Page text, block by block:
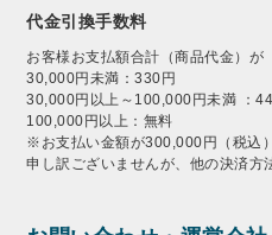
代金引換手数料
お客様お支払額合計（商品代金）が
30,000円未満：330円
30,000円以上～100,000円未満 ：
100,000円以上：無料
※お支払い金額が300,000円（税込
申し訳ございませんが、他の決済方